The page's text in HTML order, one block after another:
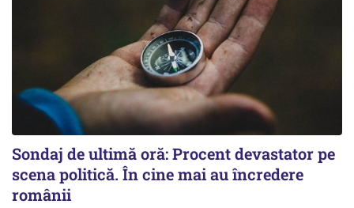
Sondaj de ultimă oră: Procent devastator pe
scena politică. În cine mai au încredere
românii